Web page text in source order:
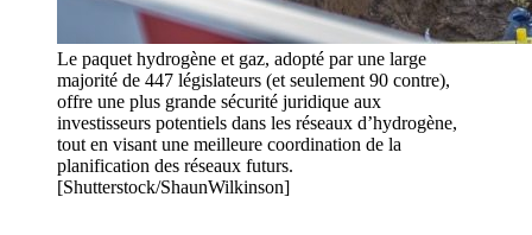
Le paquet hydrogène et gaz, adopté par une large
majorité de 447 législateurs (et seulement 90 contre),
offre une plus grande sécurité juridique aux
investisseurs potentiels dans les réseaux d’hydrogène,
tout en visant une meilleure coordination de la
planification des réseaux futurs.
[Shutterstock/ShaunWilkinson]